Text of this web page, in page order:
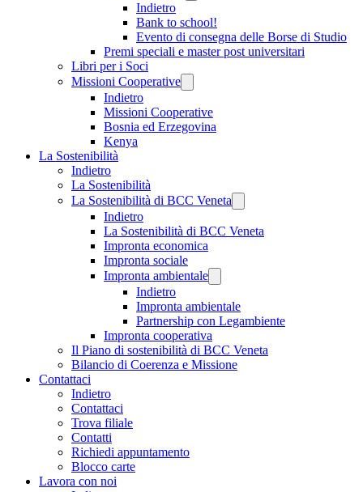
Indietro
Bank to school!
Evento di consegna delle Borse di Studio
Premi speciali e master post universitari
Libri per i Soci
Missioni Cooperative
Indietro
Missioni Cooperative
Bosnia ed Erzegovina
Kenya
La Sostenibilità
Indietro
La Sostenibilità
La Sostenibilità di BCC Veneta
Indietro
La Sostenibilità di BCC Veneta
Impronta economica
Impronta sociale
Impronta ambientale
Indietro
Impronta ambientale
Partnership con Legambiente
Impronta cooperativa
Il Piano di sostenibilità di BCC Veneta
Bilancio di Coerenza e Missione
Contattaci
Indietro
Contattaci
Trova filiale
Contatti
Richiedi appuntamento
Blocco carte
Lavora con noi